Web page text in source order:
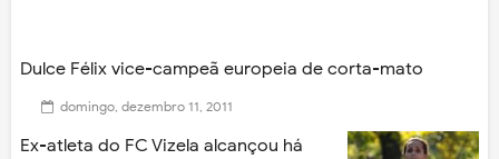
Dulce Félix vice-campeã europeia de corta-mato
domingo, dezembro 11, 2011
Ex-atleta do FC Vizela alcançou há